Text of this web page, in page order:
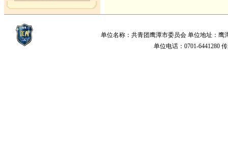
单位名称：共青团鹰潭市委员会 单位地址：鹰
单位电话：0701-6441280